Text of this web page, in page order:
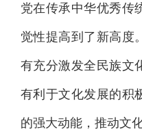
党在传承中华优秀传
觉性提高到了新高度
有充分激发全民族文
有利于文化发展的积
的强大动能，推动文